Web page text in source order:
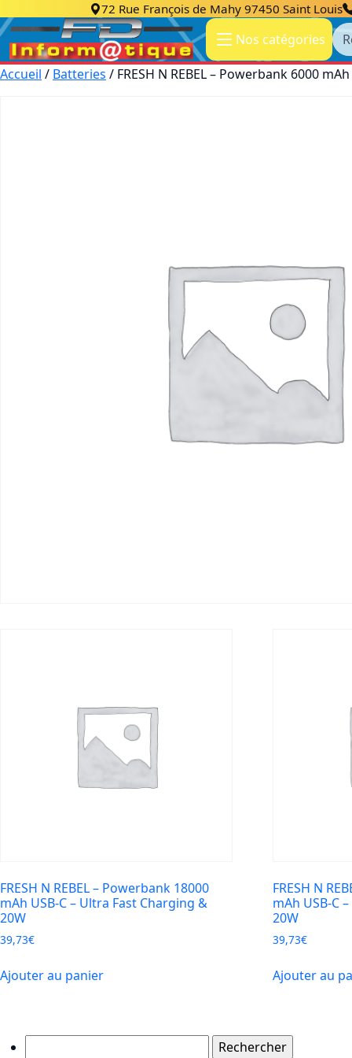
72 Rue François de Mahy 97450 Saint Louis
Nos catégories
Accueil / Batteries / FRESH N REBEL – Powerbank 6000
FRESH N REBEL – Powerbank 18000
mAh USB-C – Ultra Fast Charging &
20W
39,73€
Ajouter au panier
FRESH N
mAh USB-C
20W
39,73€
Ajouter au